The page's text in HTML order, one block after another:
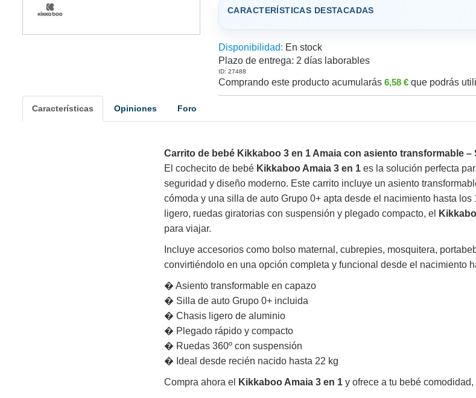
CARACTERÍSTICAS DESTACADAS
Disponibilidad: En stock
Plazo de entrega: 2 días laborables
ID: 27488
Comprando este producto acumularás 6,58 € que podrás
Características Opiniones Foro
Carrito de bebé Kikkaboo 3 en 1 Amaia con asiento transformable
El cochecito de bebé Kikkaboo Amaia 3 en 1 es la solución perfecta
seguridad y diseño moderno. Este carrito incluye un asiento
cómoda y una silla de auto Grupo 0+ apta desde el nacimiento hasta
ligero, ruedas giratorias con suspensión y plegado compacto, el
para viajar.
Incluye accesorios como bolso maternal, cubrepies, mosquitera,
convirtiéndolo en una opción completa y funcional desde el nacimiento
� Asiento transformable en capazo
� Silla de auto Grupo 0+ incluida
� Chasis ligero de aluminio
� Plegado rápido y compacto
� Ruedas 360º con suspensión
� Ideal desde recién nacido hasta 22 kg
Compra ahora el Kikkaboo Amaia 3 en 1 y ofrece a tu bebé